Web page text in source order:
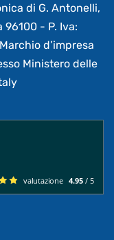
di G. Antonelli,
- P. Iva:
d’impresa
Ministero delle
valutazione 4.95 / 5